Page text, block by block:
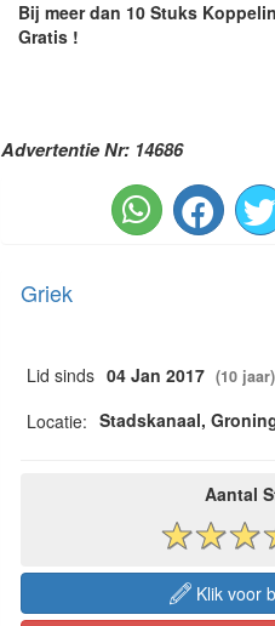
Bij meer dan 10 Stuks
Gratis !
Advertentie Nr: 14686
Griek
Lid sinds 04 Jan 2017 (10 jaar)
Locatie: Stadskanaal,
Aantal
Klik voor